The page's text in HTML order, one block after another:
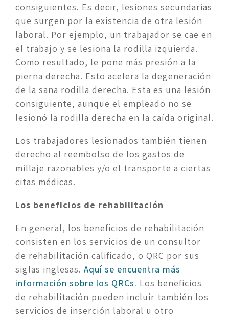
consiguientes. Es decir, lesiones secundarias
que surgen por la existencia de otra lesión
laboral. Por ejemplo, un trabajador se cae en
el trabajo y se lesiona la rodilla izquierda.
Como resultado, le pone más presión a la
pierna derecha. Esto acelera la degeneración
de la sana rodilla derecha. Esta es una lesión
consiguiente, aunque el empleado no se
lesionó la rodilla derecha en la caída original.
Los trabajadores lesionados también tienen
derecho al reembolso de los gastos de
millaje razonables y/o el transporte a ciertas
citas médicas.
Los beneficios de rehabilitación
En general, los beneficios de rehabilitación
consisten en los servicios de un consultor
de rehabilitación calificado, o QRC por sus
siglas inglesas. Aquí se encuentra más
información sobre los QRCs. Los beneficios
de rehabilitación pueden incluir también los
servicios de inserción laboral u otro